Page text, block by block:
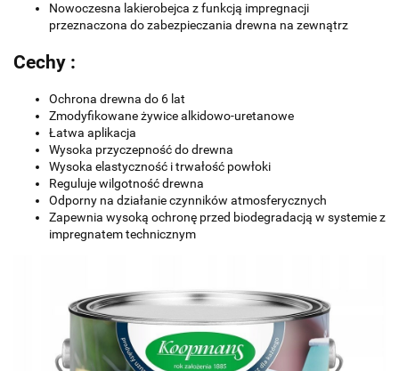
Nowoczesna lakierobejca z funkcją impregnacji
przeznaczona do zabezpieczania drewna na zewnątrz
Cechy :
Ochrona drewna do 6 lat
Zmodyfikowane żywice alkidowo-uretanowe
Łatwa aplikacja
Wysoka przyczepność do drewna
Wysoka elastyczność i trwałość powłoki
Reguluje wilgotność drewna
Odporny na działanie czynników atmosferycznych
Zapewnia wysoką ochronę przed biodegradacją w systemie z
impregnatem technicznym